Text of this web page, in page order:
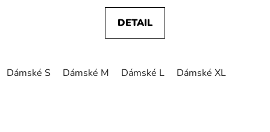
DETAIL
Dámské S Dámské M Dámské L Dámské XL